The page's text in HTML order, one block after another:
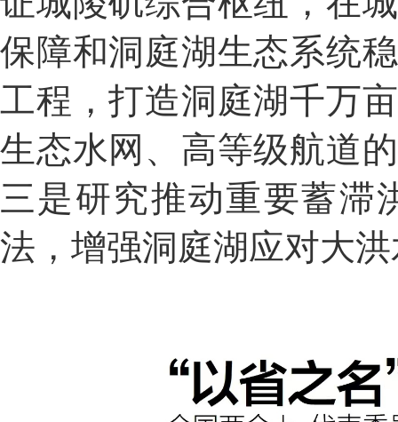
保障和洞庭湖生态系统
工程，打造洞庭湖千万
生态水网、高等级航道
三是研究推动重要蓄滞
法，增强洞庭湖应对大